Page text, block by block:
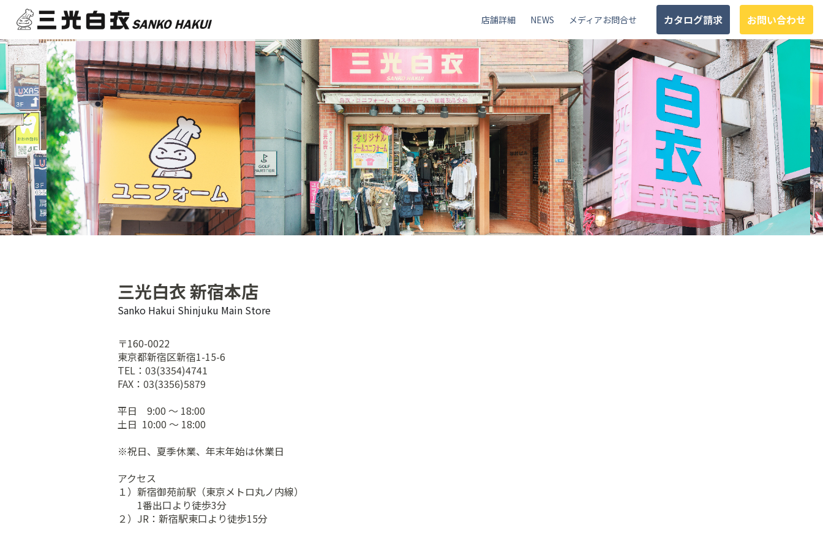
店舗詳細 NEWS メディアお問合せ カタログ請求 お問い合わせ
三光白衣 新宿本店
Sanko Hakui Shinjuku Main Store
〒160-0022
東京都新宿区新宿1-15-6
TEL：03(3354)4741
FAX：03(3356)5879
平日 9:00 ～ 18:00
土日 10:00 ～ 18:00
※祝日、夏季休業、年末年始は休業日
アクセス
１）新宿御苑前駅（東京メトロ丸ノ内線）
1番出口より徒歩3分
２）JR：新宿駅東口より徒歩15分